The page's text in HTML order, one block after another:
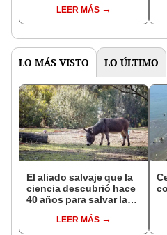
bosques milenarios de
la Patagonia
LEER MÁS
LO MÁS VISTO LO ÚLTIMO
El aliado salvaje que la
ciencia descubrió hace
40 años para salvar la
reintroducción de un
LEER MÁS